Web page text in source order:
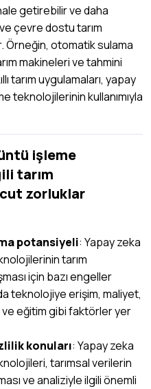
getirebilir ve daha
çevre dostu tarım
Örneğin, otomatik sulama
makineleri ve tahmini
tarım uygulamaları, yapay
teknolojilerinin kullanımıyla
işleme
tarım
zorluklar
potansiyeli: Yapay zeka
tarım
için bazı engeller
teknolojiye erişim, maliyet,
eğitim gibi faktörler yer
konuları: Yapay zeka
tarımsal verilerin
ve analiziyle ilgili önemli